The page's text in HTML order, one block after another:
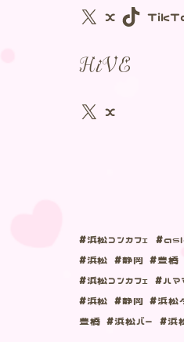
X
HiVE
X
#浜松コンカフェ
#浜松 #静岡 #豊橋 #
#浜松コンカフェ #ハマ
#浜松 #静岡 #浜松ダ
豊橋 #浜松バー #浜松